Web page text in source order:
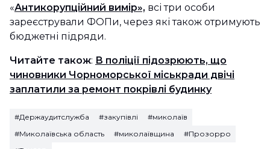
«Антикорупційний вимір», всі три особи
зареєстрували ФОПи, через які також отримують
бюджетні підряди.
Читайте також: В поліції підозрюють, що
чиновники Чорноморської міськради двічі
заплатили за ремонт покрівлі будинку
#Держаудитслужба #закупівлі
#миколаїв
#Миколаївська область
#миколаївщина
#Прозорро